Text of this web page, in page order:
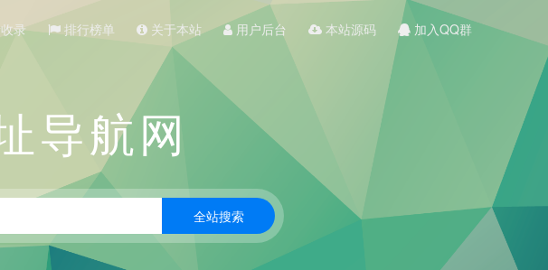
录 排行榜单 关于本站 用户后台 本站源码 加入QQ群
导航网